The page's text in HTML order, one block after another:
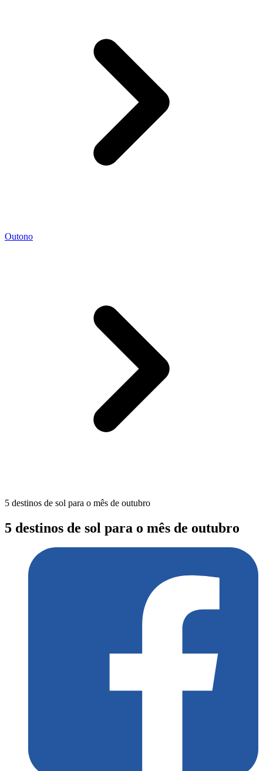
Outono
5 destinos de sol para o mês de outubro
5 destinos de sol para o mês de outubro